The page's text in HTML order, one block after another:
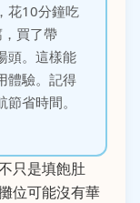
花10分鐘吃
買了帶
頭。這樣能
體驗。記得
省時間。
只是填飽肚
位可能沒有華